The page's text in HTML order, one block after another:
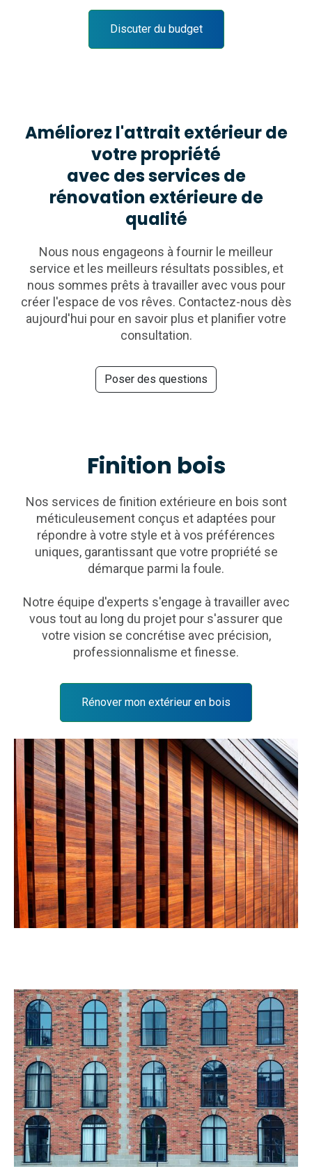
Discuter du budget
Améliorez l'attrait extérieur de
votre propriété
avec des services de
rénovation extérieure de
qualité
Nous nous engageons à fournir le meilleur
service et les meilleurs résultats possibles, et
nous sommes prêts à travailler avec vous pour
créer l'espace de vos rêves. Contactez-nous dès
aujourd'hui pour en savoir plus et planifier votre
consultation.
Poser des questions
Finition bois
Nos services de finition extérieure en bois sont
méticuleusement conçus et adaptées pour
répondre à votre style et à vos préférences
uniques, garantissant que votre propriété se
démarque parmi la foule.
Notre équipe d'experts s'engage à travailler avec
vous tout au long du projet pour s'assurer que
votre vision se concrétise avec précision,
professionnalisme et finesse.
Rénover mon extérieur en bois